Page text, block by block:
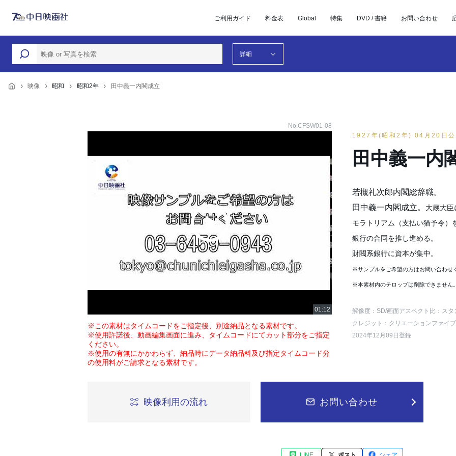
ご利用ガイド 料金表 Global 特集 DVD / 書籍 お問い合わせ
詳細
映像 昭和 昭和2年 田中義一内閣成立
No.CFSW01-08
※この素材はタイムコードをご指定後、別途納品となる素材です。
※使用許諾後、動画編集画面に進み、タイムコードにてカット部分をご指定
ください。
※使用の有無にかかわらず、納品時にデータ納品料及び指定タイムコード分
の使用料がご請求となる素材です。
1927年(昭和2年) 04月20日公
田中義一内
若槻礼次郎内閣総辞職。
田中義一内閣成立。 大蔵大臣
モラトリアム（支払い猶予令）
銀行の合同を推し進める。
財閥系銀行に資本が集中。
※サンプルをご希望の方はお問い合わせ
※本素材内のテロップは削除できません。
解像度：SD/画面アスペクト比：スタ
クレジット：クリエーションファイ
2024年12月09日登録
映像利用の流れ お問い合わせ